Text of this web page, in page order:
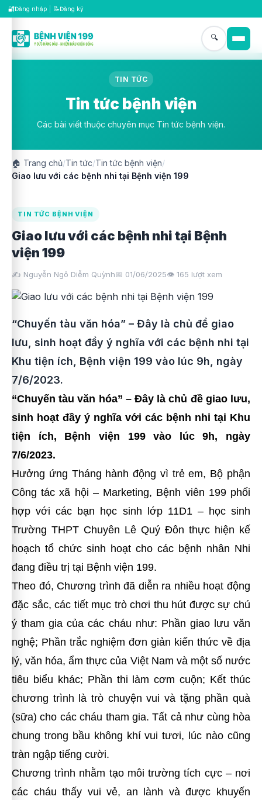
🔐Đăng nhập 📝Đăng ký
🔍
TIN TỨC
Tin tức bệnh viện
Các bài viết thuộc chuyên mục Tin tức bệnh viện.
🏠 Trang chủ/Tin tức/Tin tức bệnh viện/
Giao lưu với các bệnh nhi tại Bệnh viện 199
TIN TỨC BỆNH VIỆN
Giao lưu với các bệnh nhi tại Bệnh
viện 199
✍️ Nguyễn Ngô Diễm Quỳnh📅 01/06/2025👁️ 165 lượt xem
“Chuyến tàu văn hóa” – Đây là chủ đề giao
lưu, sinh hoạt đầy ý nghĩa với các bệnh nhi tại
Khu tiện ích, Bệnh viện 199 vào lúc 9h, ngày
7/6/2023.
“Chuyến tàu văn hóa” – Đây là chủ đề giao lưu,
sinh hoạt đầy ý nghĩa với các bệnh nhi tại Khu
tiện ích, Bệnh viện 199 vào lúc 9h, ngày
7/6/2023.
Hưởng ứng Tháng hành động vì trẻ em, Bộ phận
Công tác xã hội – Marketing, Bệnh viên 199 phối
hợp với các bạn học sinh lớp 11D1 – học sinh
Trường THPT Chuyên Lê Quý Đôn thực hiện kế
hoạch tổ chức sinh hoạt cho các bệnh nhân Nhi
đang điều trị tại Bệnh viện 199.
Theo đó, Chương trình đã diễn ra nhiều hoạt động
đặc sắc, các tiết mục trò chơi thu hút được sự chú
ý tham gia của các cháu như: Phần giao lưu văn
nghệ; Phần trắc nghiệm đơn giản kiến thức về địa
lý, văn hóa, ẩm thực của Việt Nam và một số nước
tiêu biểu khác; Phần thi làm cơm cuộn; Kết thúc
chương trình là trò chuyện vui và tặng phần quà
(sữa) cho các cháu tham gia. Tất cả như cùng hòa
chung trong bầu không khí vui tươi, lúc nào cũng
tràn ngập tiếng cười.
Chương trình nhằm tạo môi trường tích cực – nơi
các cháu thấy vui vẻ, an lành và được khuyến